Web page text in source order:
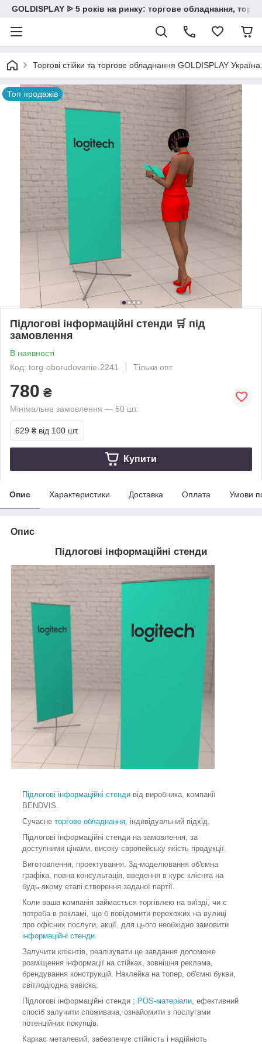
GOLDISPLAY ᐉ 5 років на ринку: торгове обладнання,
Торгові стійки та торгове обладнання GOLDISPLAY
Топ продажів
Підлогові інформаційні стенди 🛒 під
замовлення
В наявності
Код: torg-oborudovanie-2241
Тільки опт
780 ₴
Мінімальне замовлення — 50 шт.
629 ₴ від 100 шт.
Купити
Опис Характеристики Доставка Оплата Умови
Опис
Підлогові інформаційні стенди
Підлогові інформаційні стенди від виробника, компанії
BENDVIS.
Сучасне торгове обладнання , індивідуальний підхід.
Підлогові інформаційні стенди на замовлення, за
доступними цінами, високу європейську якість продукції.
Виготовлення, проектування, 3д-моделювання об'ємна
графіка, повна консультація, введення в курс клієнта на
будь-якому етапі створення заданої партії.
Коли ваша компанія займається торгівлею на виїзді, чи є
потреба в рекламі, що б повідомити перехожих на вулиці
про офісних послуги, акції, для цього необхідно замовити
інформаційні стенди
Залучити клієнтів, реалізувати це завдання допоможе
розміщення інформації на стійках, зовнішня реклама,
брендування конструкцій. Наклейка на топер, об'ємні букви,
світлодіодна вивіска.
Підлогові інформаційні стенди ; POS-матеріали , ефективний
спосіб залучити споживача, ознайомити з послугами
потенційних покупців.
Каркас металевий, забезпечує стійкість і надійність